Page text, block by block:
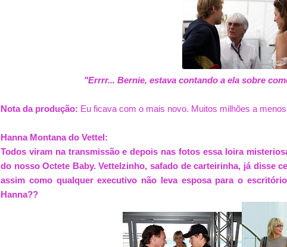
"Errrr... Bernie, estava contando a ela sobre
Nota da produção: Eu ficava com o mais novo. Muitos milhões a
Hanna Montana do Vettel:
Todos viram na transmissão e depois nas fotos essa loira
do nosso Octete Baby. Vettelzinho, safado de carteirinha, já disse
assim como qualquer executivo não leva esposa para o
Hanna??